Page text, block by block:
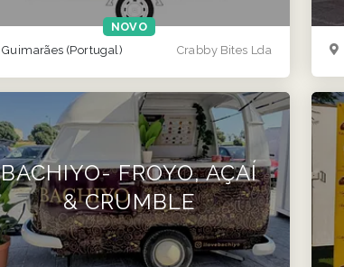
NOVO
Crabby Bites Lda
Guimarães (Portugal)
BACHIYO- FROYO, AÇAÍ
& CRUMBLE